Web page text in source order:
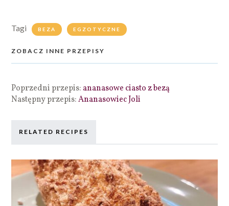
Tagi BEZA EGZOTYCZNE
ZOBACZ INNE PRZEPISY
Poprzedni przepis: ananasowe ciasto z bezą
Następny przepis:Ananasowiec Joli
RELATED RECIPES